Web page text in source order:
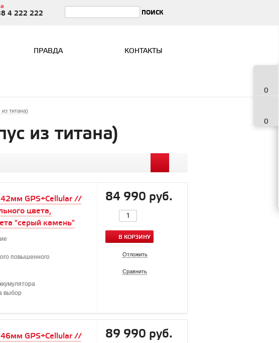
4 222 222
ПРАВДА КОНТАКТЫ
0
0
титана)
из титана)
GPS+Cellular //
цвета,
"серый камень"
повышенного
выбор
84 990 руб.
В КОРЗИНУ
Отложить
Сравнить
GPS+Cellular //
89 990 руб.